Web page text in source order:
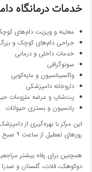
خدمات درمانگاه
معاینه و ویزیت دام‌های
جراحی دام‌های کوچک و
خدمات داخلی و درمانی
سونوگرافی
واکسیناسیون و مایه‌کوبی
داروخانه دامپزشکی
پت‌شاپ و عرضه ملزومات
پانسیون و بستری حیوانات
این مرکز با بهره‌گیری از
روزهای تعطیل از ساعت ۹ صبح تا ۹ شب آماده ارائه خدمات است.
همچنین برای رفاه بیشتر
دوکوهک، قلات، گلستان و